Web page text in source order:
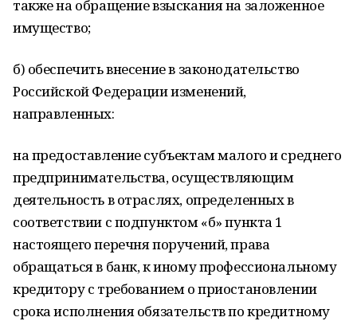
также на обращение взыскания на заложенное
имущество;
б) обеспечить внесение в законодательство
Российской Федерации изменений,
направленных:
на предоставление субъектам малого и среднего
предпринимательства, осуществляющим
деятельность в отраслях, определенных в
соответствии с подпунктом «б» пункта 1
настоящего перечня поручений, права
обращаться в банк, к иному профессиональному
кредитору с требованием о приостановлении
срока исполнения обязательств по кредитному